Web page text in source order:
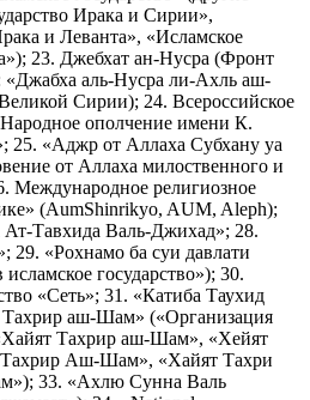
Ирака и Сирии»,
и Леванта», «Исламское
23. Джебхат ан-Нусра (Фронт
«Джабха аль-Нусра ли-Ахль аш-
Сирии); 24. Всероссийское
ополчение имени К.
«Аджр от Аллаха Субхану уа
от Аллаха милоственного и
религиозное
(AumShinrikyo, AUM, Aleph);
Тавхида Валь-Джихад»; 28.
29. «Рохнамо ба суи давлати
государство»); 30.
«Сеть»; 31. «Катиба Таухид
аш-Шам» («Организация
Тахрир аш-Шам», «Хейят
Аш-Шам», «Хайят Тахри
33. «Ахлю Сунна Валь